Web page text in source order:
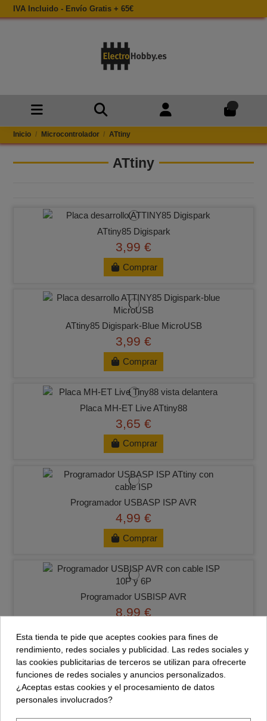
IVA Incluido - Envío Gratis + 65€
Inicio Microcontrolador ATtiny
ATtiny
ATtiny85 Digispark
3,99 €
Comprar
ATtiny85 Digispark-Blue MicroUSB
3,99 €
Comprar
Placa MH-ET Live ATtiny88
3,65 €
Comprar
Programador USBASP ISP AVR
4,99 €
Comprar
Programador USBISP AVR
8,99 €
Comprar
ATtiny85 PU-DIP8
Esta tienda te pide que aceptes cookies para fines de
rendimiento, redes sociales y publicidad. Las redes sociales y
las cookies publicitarias de terceros se utilizan para ofrecerte
funciones de redes sociales y anuncios personalizados.
¿Aceptas estas cookies y el procesamiento de datos
personales involucrados?